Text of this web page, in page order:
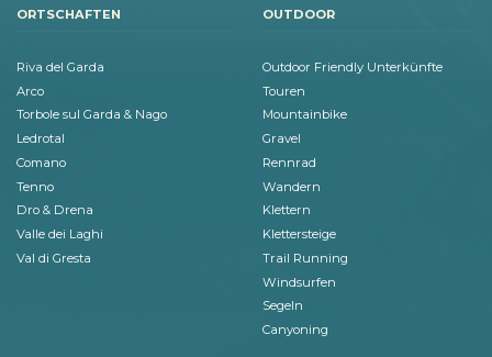
ORTSCHAFTEN
Riva del Garda
Arco
Torbole sul Garda & Nago
Ledrotal
Comano
Tenno
Dro & Drena
Valle dei Laghi
Val di Gresta
OUTDOOR
Outdoor Friendly Unterkünfte
Touren
Mountainbike
Gravel
Rennrad
Wandern
Klettern
Klettersteige
Trail Running
Windsurfen
Segeln
Canyoning